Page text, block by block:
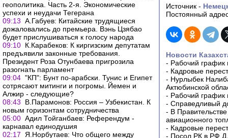
геополитика. Часть 2-я. Экономические
успехи и неудачи Тегерана
09:13 А.Габуев: Китайские трудящиеся
дожаловались до премьера. Вэнь Цзябао
будет прислушиваться к голосу народа
09:10 К.Карабеков: К киргизским депутатам
предъявили законные требования.
Президент Роза Отунбаева пригрозила
разогнать парламент
09:04 "КП": Бунт по-арабски. Тунис и Египет
сотрясают митинги и погромы. Йемен и
Алжир - следующие?
08:43
В.Парамонов: Россия – Узбекистан. К
новым горизонтам сотрудничества
05:00 Адил Тойганбаев: Референдум -
карнавал единодушия
02:17
Я.Норбутаев: Что общего между
Источник -
Постоянный
Новости
- Рабочий график
- Кадровые
- Нурлыбек
Актюбинской
- Рабочий график
- Справедливый
- В
авиационного
- Кадровые
- Посол РК в РФ